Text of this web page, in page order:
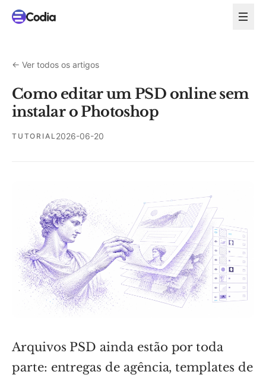
← Ver todos os artigos
Como editar um PSD online sem
instalar o Photoshop
TUTORIAL2026-06-20
Arquivos PSD ainda estão por toda
parte: entregas de agência, templates de